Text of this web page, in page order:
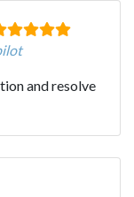
and resolve